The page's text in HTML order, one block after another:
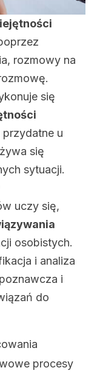
rozmowy na
się
u
się
sytuacji.
uczy się,
osobistych.
i analiza
i
do
procesy